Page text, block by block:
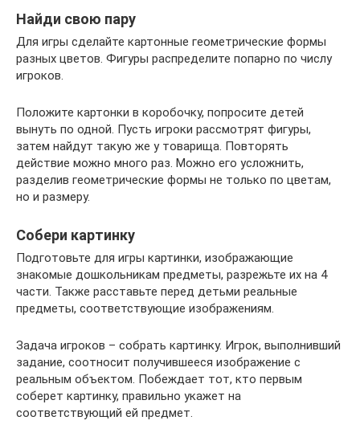
Найди свою пару
Для игры сделайте картонные геометрические формы
разных цветов. Фигуры распределите попарно по числу
игроков.
Положите картонки в коробочку, попросите детей
вынуть по одной. Пусть игроки рассмотрят фигуры,
затем найдут такую же у товарища. Повторять
действие можно много раз. Можно его усложнить,
разделив геометрические формы не только по цветам,
но и размеру.
Собери картинку
Подготовьте для игры картинки, изображающие
знакомые дошкольникам предметы, разрежьте их на 4
части. Также расставьте перед детьми реальные
предметы, соответствующие изображениям.
Задача игроков – собрать картинку. Игрок, выполнивший
задание, соотносит получившееся изображение с
реальным объектом. Побеждает тот, кто первым
соберет картинку, правильно укажет на
соответствующий ей предмет.